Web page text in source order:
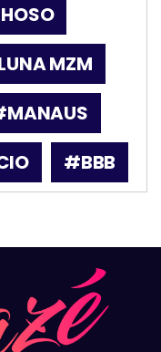
MZM
#BBB